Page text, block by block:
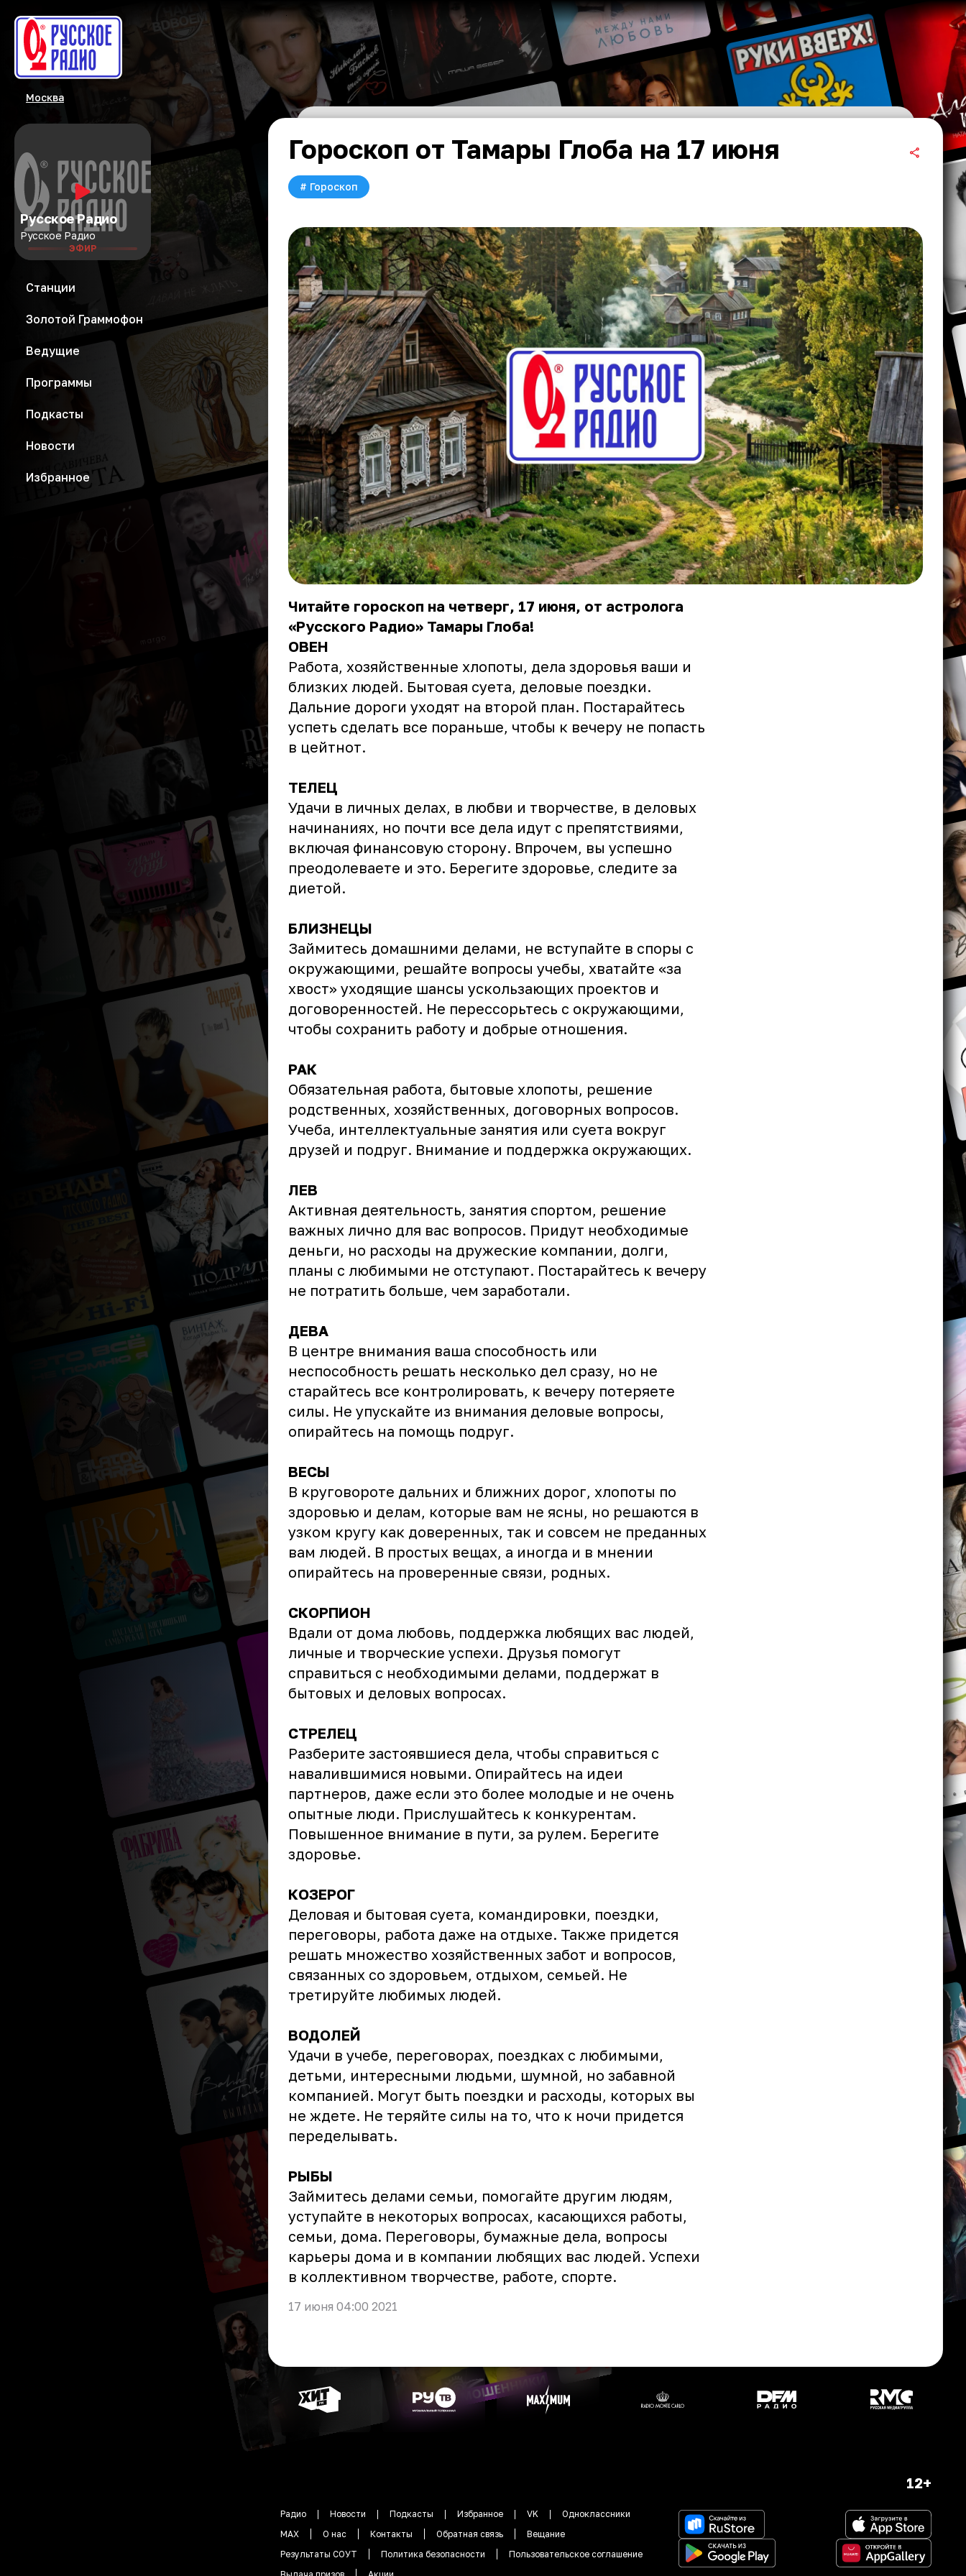
Москва
Русское Радио
Русское Радио
ЭФИР
Станции
Золотой Граммофон
Ведущие
Программы
Подкасты
Новости
Избранное
Гороскоп от Тамары Глоба на 17 июня
# Гороскоп
Читайте гороскоп на четверг, 17 июня, от астролога
«Русского Радио» Тамары Глоба!
ОВЕН
Работа, хозяйственные хлопоты, дела здоровья ваши и
близких людей. Бытовая суета, деловые поездки.
Дальние дороги уходят на второй план. Постарайтесь
успеть сделать все пораньше, чтобы к вечеру не попасть
в цейтнот.
ТЕЛЕЦ
Удачи в личных делах, в любви и творчестве, в деловых
начинаниях, но почти все дела идут с препятствиями,
включая финансовую сторону. Впрочем, вы успешно
преодолеваете и это. Берегите здоровье, следите за
диетой.
БЛИЗНЕЦЫ
Займитесь домашними делами, не вступайте в споры с
окружающими, решайте вопросы учебы, хватайте «за
хвост» уходящие шансы ускользающих проектов и
договоренностей. Не перессорьтесь с окружающими,
чтобы сохранить работу и добрые отношения.
РАК
Обязательная работа, бытовые хлопоты, решение
родственных, хозяйственных, договорных вопросов.
Учеба, интеллектуальные занятия или суета вокруг
друзей и подруг. Внимание и поддержка окружающих.
ЛЕВ
Активная деятельность, занятия спортом, решение
важных лично для вас вопросов. Придут необходимые
деньги, но расходы на дружеские компании, долги,
планы с любимыми не отступают. Постарайтесь к вечеру
не потратить больше, чем заработали.
ДЕВА
В центре внимания ваша способность или
неспособность решать несколько дел сразу, но не
старайтесь все контролировать, к вечеру потеряете
силы. Не упускайте из внимания деловые вопросы,
опирайтесь на помощь подруг.
ВЕСЫ
В круговороте дальних и ближних дорог, хлопоты по
здоровью и делам, которые вам не ясны, но решаются в
узком кругу как доверенных, так и совсем не преданных
вам людей. В простых вещах, а иногда и в мнении
опирайтесь на проверенные связи, родных.
СКОРПИОН
Вдали от дома любовь, поддержка любящих вас людей,
личные и творческие успехи. Друзья помогут
справиться с необходимыми делами, поддержат в
бытовых и деловых вопросах.
СТРЕЛЕЦ
Разберите застоявшиеся дела, чтобы справиться с
навалившимися новыми. Опирайтесь на идеи
партнеров, даже если это более молодые и не очень
опытные люди. Прислушайтесь к конкурентам.
Повышенное внимание в пути, за рулем. Берегите
здоровье.
КОЗЕРОГ
Деловая и бытовая суета, командировки, поездки,
переговоры, работа даже на отдыхе. Также придется
решать множество хозяйственных забот и вопросов,
связанных со здоровьем, отдыхом, семьей. Не
третируйте любимых людей.
ВОДОЛЕЙ
Удачи в учебе, переговорах, поездках с любимыми,
детьми, интересными людьми, шумной, но забавной
компанией. Могут быть поездки и расходы, которых вы
не ждете. Не теряйте силы на то, что к ночи придется
переделывать.
РЫБЫ
Займитесь делами семьи, помогайте другим людям,
уступайте в некоторых вопросах, касающихся работы,
семьи, дома. Переговоры, бумажные дела, вопросы
карьеры дома и в компании любящих вас людей. Успехи
в коллективном творчестве, работе, спорте.
17 июня 04:00 2021
12+
Радио Новости Подкасты Избранное VK
Одноклассники
MAX
О нас Контакты Обратная связь
Вещание
Результаты СОУТ
Политика безопасности
Пользовательское соглашение